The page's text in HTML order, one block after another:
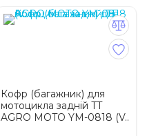
Кофр (багажник) для
мотоцикла задній TT
AGRO MOTO YM-0818 (V..